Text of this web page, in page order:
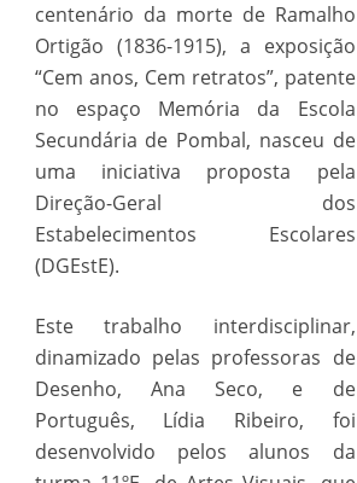
centenário da morte de Ramalho
Ortigão (1836-1915), a exposição
“Cem anos, Cem retratos”, patente
no espaço Memória da Escola
Secundária de Pombal, nasceu de
uma iniciativa proposta pela
Direção-Geral dos
Estabelecimentos Escolares
(DGEstE).
Este trabalho interdisciplinar,
dinamizado pelas professoras de
Desenho, Ana Seco, e de
Português, Lídia Ribeiro, foi
desenvolvido pelos alunos da